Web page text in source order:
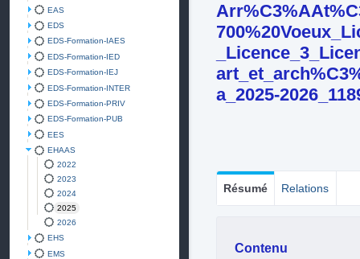
EAS
EDS
EDS-Formation-IAES
EDS-Formation-IED
EDS-Formation-IEJ
EDS-Formation-INTER
EDS-Formation-PRIV
EDS-Formation-PUB
EES
EHAAS
2022
2023
2024
2025
2026
EHS
EMS
a_2025-
Résumé Relations
Contenu